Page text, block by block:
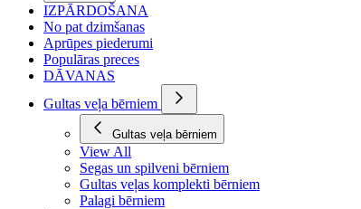
IZPĀRDOŠANA
No pat dzimšanas
Aprūpes piederumi
Populāras preces
DĀVANAS
Gultas veļa bērniem
Gultas veļa bērniem
View All
Segas un spilveni bērniem
Gultas veļas komplekti bērniem
Palagi bērniem